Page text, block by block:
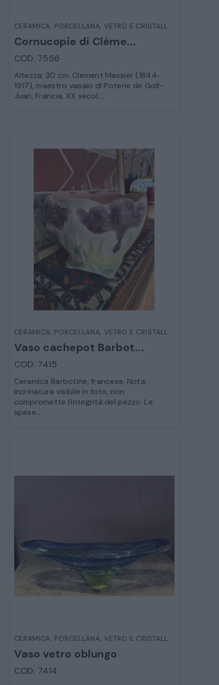
CERAMICA, PORCELLANA, VETRO E CRISTALLO
Cornucopie di Cléme...
COD: 7556
Altezza: 30 cm. Clement Massier (1844-
1917), maestro vasaio di Poterie de Golf-
Juan, Francia, XX secol....
CERAMICA, PORCELLANA, VETRO E CRISTALLO
Vaso cachepot Barbot...
COD: 7415
Ceramica Barbotine, francese. Nota:
incrinatura visibile in foto, non
compromette l’integrità del pezzo. Le
spese...
CERAMICA, PORCELLANA, VETRO E CRISTALLO
Vaso vetro oblungo
COD: 7414